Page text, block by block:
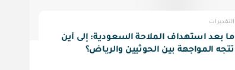
التقديرات
ما بعد استهداف الملاحة السعودية: إلى أين
تتجه المواجهة بين الحوثيين والرياض؟